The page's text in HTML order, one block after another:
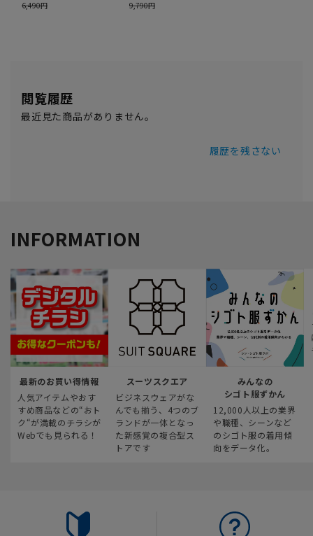
閲覧履歴
最近見た商品がありません。
履歴を残さない
INFORMATION
最新のお買い得情報
人気アイテムやおす
すめ商品などの“おト
ク“が満載のチラシが
Webでも見られる！
スーツスクエア
ビジネスウェアがな
んでも揃う、4つのブ
ランドが一体となっ
た新感覚の複合型ス
トアです
みんなの
シゴト服ずかん
12,000人以上の業界
や職種、シーンなど
のシゴト服の着用傾
向をデータ化。